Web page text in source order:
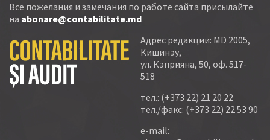
Все пожелания и замечания по работе сайта присылайте
на abonare@contabilitate.md
Адрес редакции: MD 2005,
Кишинэу,
ул. Кэприяна, 50, оф. 517-
518
тел.: (+373 22) 21 20 22
тел./факс: (+373 22) 22 53 90
e-mail: